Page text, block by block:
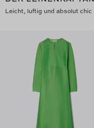
Leicht, luftig und absolut chic